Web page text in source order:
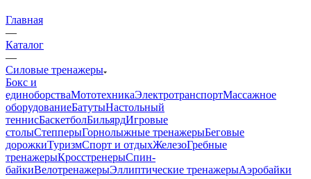
Главная
—
Каталог
—
Силовые тренажеры
Бокс и
единоборстваМототехникаЭлектротранспортМассажное
оборудованиеБатутыНастольный
теннисБаскетболБильярдИгровые
столыСтепперыГорнолыжные тренажерыБеговые
дорожкиТуризмСпорт и отдыхЖелезоГребные
тренажерыКросстренерыСпин-
байкиВелотренажерыЭллиптические тренажерыАэробайки